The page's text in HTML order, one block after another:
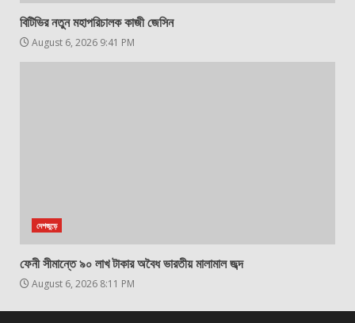
বিটিভির নতুন মহাপরিচালক কাজী জেসিন
August 6, 2026 9:41 PM
দেশজুড়ে
ফেনী সীমান্তে ৯০ লাখ টাকার অবৈধ ভারতীয় মালামাল জব্দ
August 6, 2026 8:11 PM